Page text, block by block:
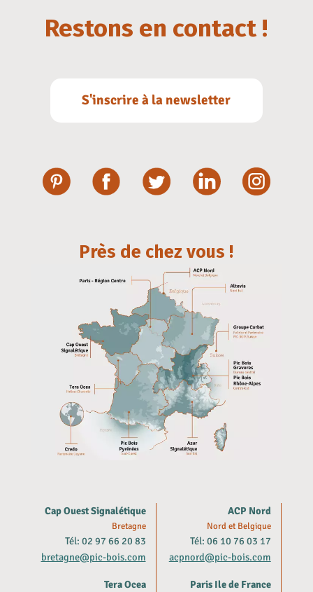
Restons en contact !
S'inscrire à la newsletter
Près de chez vous !
Cap Ouest Signalétique
Bretagne
Tél: 02 97 66 20 83
bretagne@pic-bois.com
Tera Ocea
ACP Nord
Nord et Belgique
Tél: 06 10 76 03 17
acpnord@pic-bois.com
Paris Ile de France